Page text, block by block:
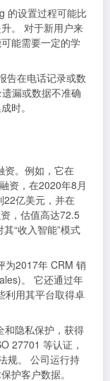
的设置过程可能比
。 对于新用户来
能需要一定的学
告在电话记录或数
漏或数据不准确
时。
资。例如，它在
资，在2020年8月
22亿美元，并在
，估值高达72.5
“收入智能”模式
为2017年 CRM 销
。 它还通过年
利用其平台取得卓
和隐私保护，获得
27701 等认证，
规。 公司运行持
护客户数据。